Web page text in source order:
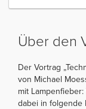
Über den
Der Vortrag
von Michael
mit
dabei in folgende